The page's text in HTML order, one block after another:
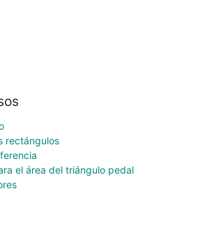
rectángulos
el área del triángulo pedal